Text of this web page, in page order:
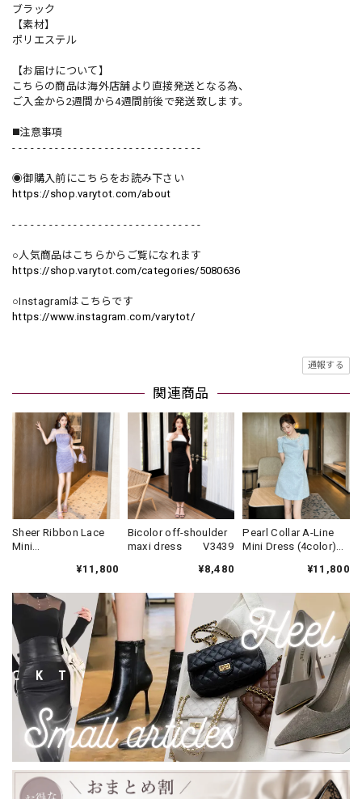
ブラック
【素材】
ポリエステル
【お届けについて】
こちらの商品は海外店舗より直接発送となる為、
ご入金から2週間から4週間前後で発送致します。
◼️注意事項
- - - - - - - - - - - - - - - - - - - - - - - - - - - - - - -
◉御購入前にこちらをお読み下さい
https://shop.varytot.com/about
- - - - - - - - - - - - - - - - - - - - - - - - - - - - - - -
○人気商品はこちらからご覧になれます
https://shop.varytot.com/categories/5080636
○Instagramはこちらです
https://www.instagram.com/varytot/
通報する
関連商品
Sheer Ribbon Lace
Mini
¥11,800
Bicolor off-shoulder
maxi dress V3439
¥8,480
Pearl Collar A-Line
Mini Dress (4color)
¥11,800